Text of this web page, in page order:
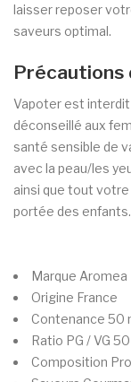
laisser reposer
saveurs optimal.
Précautions
Vapoter est interdit
déconseillé aux
santé sensible de
avec la peau/les
ainsi que tout
portée des enfants.
Marque Aromea
Origine France
Contenance 50
Ratio PG / VG
Composition